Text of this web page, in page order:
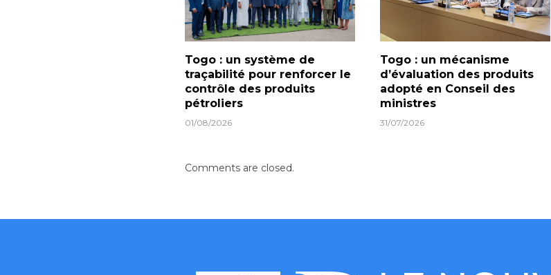
Togo : un système de
traçabilité pour renforcer le
contrôle des produits
pétroliers
01/08/2026
Togo : un mécanisme
d’évaluation des produits
adopté en Conseil des
ministres
31/07/2026
Comments are closed.